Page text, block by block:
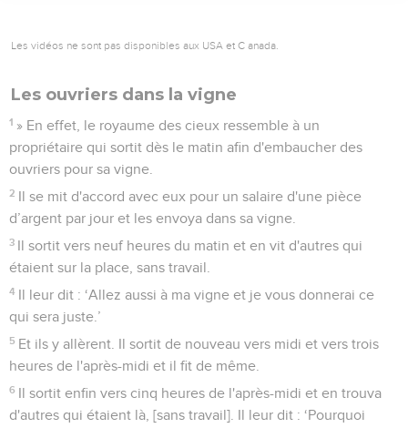
Les vidéos ne sont pas disponibles aux USA et C anada.
Les ouvriers dans la vigne
1 » En effet, le royaume des cieux ressemble à un
propriétaire qui sortit dès le matin afin d'embaucher des
ouvriers pour sa vigne.
2 Il se mit d'accord avec eux pour un salaire d'une pièce
d’argent par jour et les envoya dans sa vigne.
3 Il sortit vers neuf heures du matin et en vit d'autres qui
étaient sur la place, sans travail.
4 Il leur dit : ‘Allez aussi à ma vigne et je vous donnerai ce
qui sera juste.’
5 Et ils y allèrent. Il sortit de nouveau vers midi et vers trois
heures de l'après-midi et il fit de même.
6 Il sortit enfin vers cinq heures de l'après-midi et en trouva
d'autres qui étaient là, [sans travail]. Il leur dit : ‘Pourquoi